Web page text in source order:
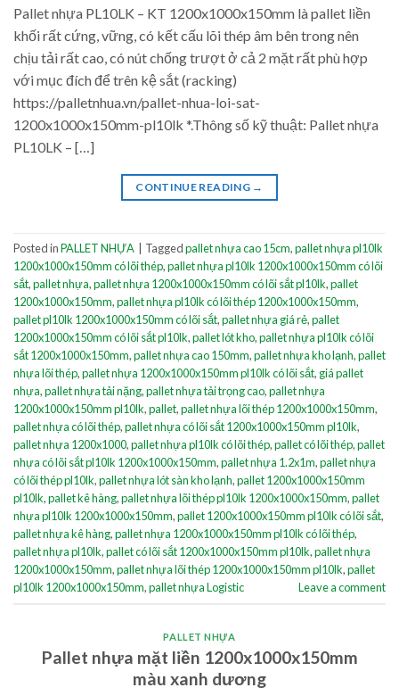
Pallet nhựa PL10LK – KT 1200x1000x150mm là pallet liền
khối rất cứng, vững, có kết cấu lõi thép âm bên trong nên
chịu tải rất cao, có nút chống trượt ở cả 2 mặt rất phù hợp
với mục đích để trên kệ sắt (racking)
https://palletnhua.vn/pallet-nhua-loi-sat-
1200x1000x150mm-pl10lk *.Thông số kỹ thuật: Pallet nhựa
PL10LK – […]
CONTINUE READING →
Posted inPALLET NHỰA Taggedpallet nhựa cao 15cm,pallet nhựa pl10lk
1200x1000x150mm có lõi thép,pallet nhựa pl10lk 1200x1000x150mm có lõi
sắt,pallet nhựa,pallet nhựa 1200x1000x150mm có lõi sắt pl10lk,pallet
1200x1000x150mm,pallet nhựa pl10lk có lõi thép 1200x1000x150mm,
pallet pl10lk 1200x1000x150mm có lõi sắt,pallet nhựa giá rẻ,pallet
1200x1000x150mm có lõi sắt pl10lk,pallet lót kho,pallet nhựa pl10lk có lõi
sắt 1200x1000x150mm,pallet nhựa cao 150mm,pallet nhựa kho lạnh,pallet
nhựa lõi thép,pallet nhựa 1200x1000x150mm pl10lk có lõi sắt, giá pallet
nhựa,pallet nhựa tải nặng,pallet nhựa tải trọng cao,pallet nhựa
1200x1000x150mm pl10lk,pallet,pallet nhựa lõi thép 1200x1000x150mm,
pallet nhựa có lõi thép,pallet nhựa có lõi sắt 1200x1000x150mm pl10lk,
pallet nhựa 1200x1000,pallet nhựa pl10lk có lõi thép,pallet có lõi thép,pallet
nhựa có lõi sắt pl10lk 1200x1000x150mm,pallet nhựa 1.2x1m,pallet nhựa
có lõi thép pl10lk,pallet nhựa lót sàn kho lạnh,pallet 1200x1000x150mm
pl10lk,pallet kê hàng,pallet nhựa lõi thép pl10lk 1200x1000x150mm,pallet
nhựa pl10lk 1200x1000x150mm,pallet 1200x1000x150mm pl10lk có lõi sắt,
pallet nhựa kê hàng,pallet nhựa 1200x1000x150mm pl10lk có lõi thép,
pallet nhựa pl10lk,pallet có lõi sắt 1200x1000x150mm pl10lk,pallet nhựa
1200x1000x150mm,pallet nhựa lõi thép 1200x1000x150mm pl10lk,pallet
pl10lk 1200x1000x150mm,pallet nhựa Logistic Leave a comment
PALLET NHỰA
Pallet nhựa mặt liền 1200x1000x150mm
màu xanh dương